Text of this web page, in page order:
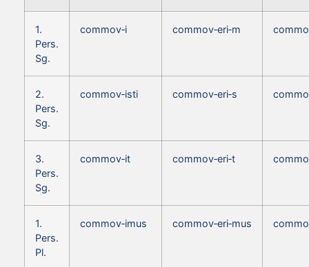
1.
Pers.
Sg.
commov‑i commov‑eri‑m
2.
Pers.
Sg.
commov‑isti commov‑eri‑s
3.
Pers.
Sg.
commov‑it commov‑eri‑t
1.
Pers.
Pl.
commov‑imus commov‑eri‑mus